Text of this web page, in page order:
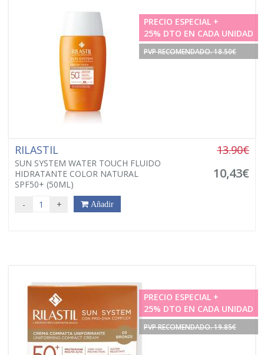
PRECIO ESPECIAL +
25% DTO EN CADA UNIDAD
PVP RECOMENDADO. 18.50€
RILASTIL
SUN SYSTEM WATER TOUCH FLUIDO
HIDRATANTE COLOR NATURAL
SPF50+ (50ML)
13.90€
10,43€
- + Añadir
PRECIO ESPECIAL +
25% DTO EN CADA UNIDAD
PVP RECOMENDADO. 19.85€